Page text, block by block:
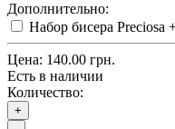
Дополнительно:
Набор бисера Preciosa
Цена: 140.00 грн.
Есть в наличии
Количество:
+